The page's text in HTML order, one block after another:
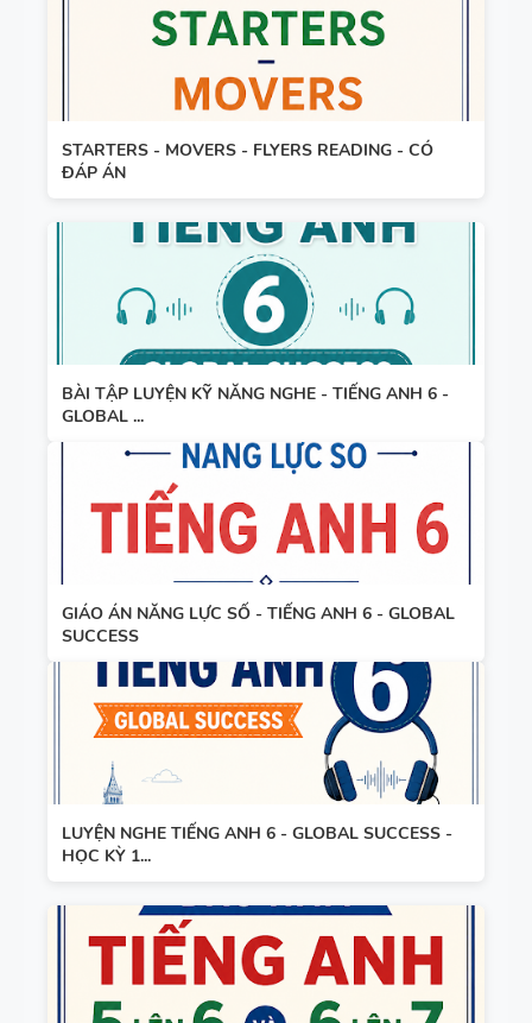
BẢNG
WORD
FORM
THEO TỪNG
UNIT ( CÓ
TẮT NGỮ
TIẾNG ANH
SUCCESS -
HỌC KỲ 1 -
STARTERS - MOVERS - FLYERS READING - CÓ
ĐÁP ÁN
BÀI TẬP LUYỆN KỸ NĂNG NGHE - TIẾNG ANH 6 -
GLOBAL ...
GIÁO ÁN NĂNG LỰC SỐ - TIẾNG ANH 6 - GLOBAL
SUCCESS
LUYỆN NGHE TIẾNG ANH 6 - GLOBAL SUCCESS -
HỌC KỲ 1...